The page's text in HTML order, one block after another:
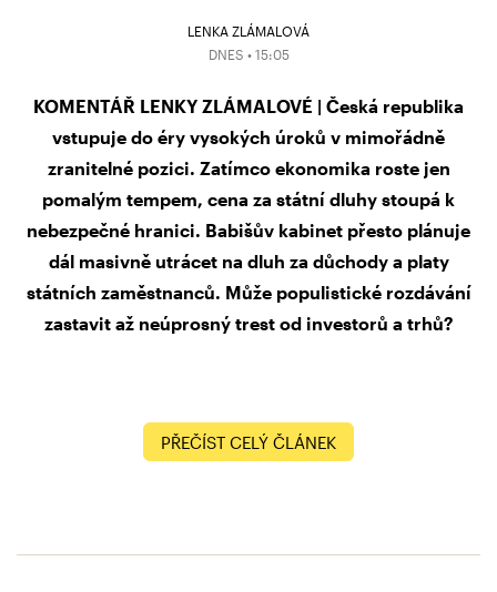
LENKA ZLÁMALOVÁ
DNES • 15:05
KOMENTÁŘ LENKY ZLÁMALOVÉ | Česká republika
vstupuje do éry vysokých úroků v mimořádně
zranitelné pozici. Zatímco ekonomika roste jen
pomalým tempem, cena za státní dluhy stoupá k
nebezpečné hranici. Babišův kabinet přesto plánuje
dál masivně utrácet na dluh za důchody a platy
státních zaměstnanců. Může populistické rozdávání
zastavit až neúprosný trest od investorů a trhů?
PŘEČÍST CELÝ ČLÁNEK